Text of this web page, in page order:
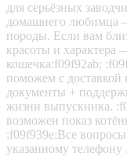
для серьёзных
домашнего любимца
породы. Если вам
красоты и
кошечка:f09f92ab:
поможем с доставкой
документы +
жизни выпускника.
возможен показ
:f09f939e:Все
указанному